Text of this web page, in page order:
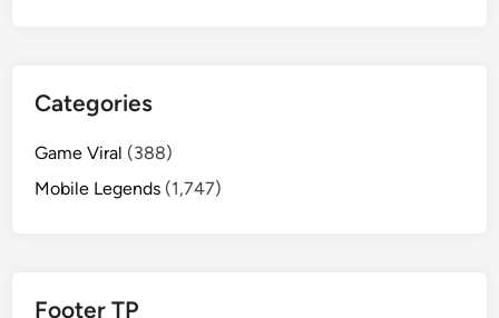
Categories
Game Viral (388)
Mobile Legends (1,747)
Footer TP